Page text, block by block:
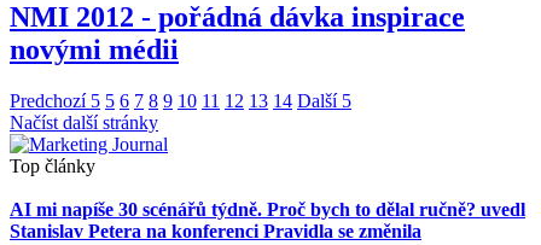
NMI 2012 - pořádná dávka inspirace
novými médii
Predchozí 5 5 6 7 8 9 10 11 12 13 14 Další 5
Načíst další stránky
Top články
AI mi napíše 30 scénářů týdně. Proč bych to dělal ručně? uvedl
Stanislav Petera na konferenci Pravidla se změnila